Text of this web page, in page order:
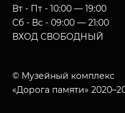
Вт - Пт - 10:00 — 19:00
Сб - Вс - 09:00 — 21:00
ВХОД СВОБОДНЫЙ
© Музейный комплекс
«Дорога памяти»